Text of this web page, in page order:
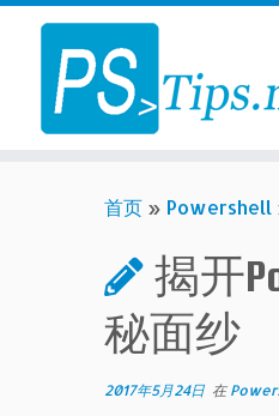
Skip
content
首页 » Powershell
揭开
秘面纱
2017年5月24日 在